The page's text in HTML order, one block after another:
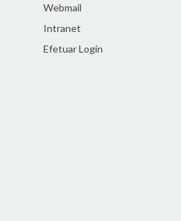
Webmail
Intranet
Efetuar Login